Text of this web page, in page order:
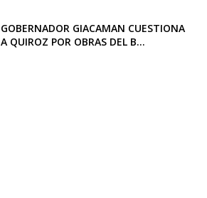
GOBERNADOR GIACAMAN CUESTIONA
A QUIROZ POR OBRAS DEL B...